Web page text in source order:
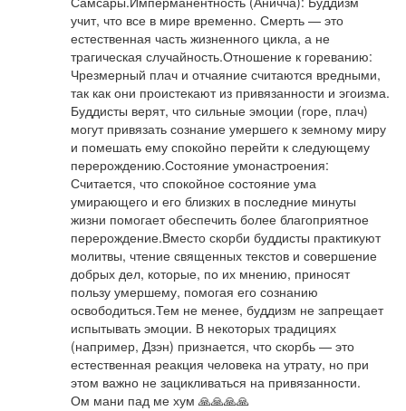
учит, что все в мире временно. Смерть — это
естественная часть жизненного цикла, а не
трагическая случайность.Отношение к гореванию:
Чрезмерный плач и отчаяние считаются вредными,
так как они проистекают из привязанности и эгоизма.
Буддисты верят, что сильные эмоции (горе, плач)
могут привязать сознание умершего к земному миру
и помешать ему спокойно перейти к следующему
перерождению.Состояние умонастроения:
Считается, что спокойное состояние ума
умирающего и его близких в последние минуты
жизни помогает обеспечить более благоприятное
перерождение.Вместо скорби буддисты практикуют
молитвы, чтение священных текстов и совершение
добрых дел, которые, по их мнению, приносят
пользу умершему, помогая его сознанию
освободиться.Тем не менее, буддизм не запрещает
испытывать эмоции. В некоторых традициях
(например, Дзэн) признается, что скорбь — это
естественная реакция человека на утрату, но при
этом важно не зацикливаться на привязанности.
Ом мани пад ме хум 🙏🙏🙏🙏